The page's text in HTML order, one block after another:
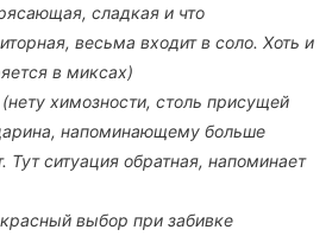
сладкая и что
весьма входит в соло. Хоть и
в миксах)
(нету химозности, столь присущей
напоминающему больше
ситуация обратная, напоминает
выбор при забивке